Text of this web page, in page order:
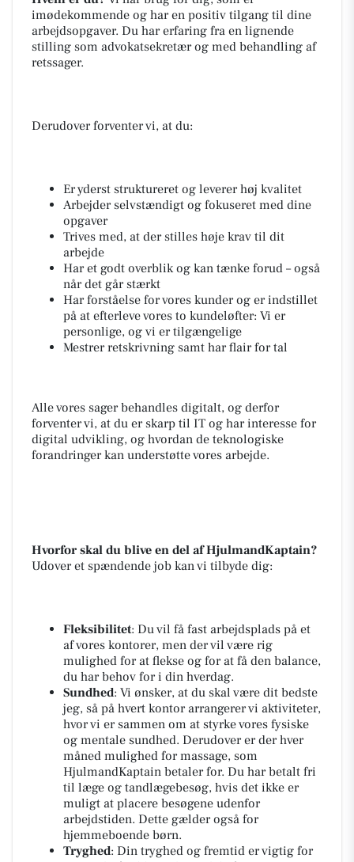
imødekommende og har en positiv tilgang til dine
arbejdsopgaver. Du har erfaring fra en lignende
stilling som advokatsekretær og med behandling af
retssager.
Derudover forventer vi, at du:
Er yderst struktureret og leverer høj kvalitet
Arbejder selvstændigt og fokuseret med dine
opgaver
Trives med, at der stilles høje krav til dit
arbejde
Har et godt overblik og kan tænke forud – også
når det går stærkt
Har forståelse for vores kunder og er indstillet
på at efterleve vores to kundeløfter: Vi er
personlige, og vi er tilgængelige
Mestrer retskrivning samt har flair for tal
Alle vores sager behandles digitalt, og derfor
forventer vi, at du er skarp til IT og har interesse for
digital udvikling, og hvordan de teknologiske
forandringer kan understøtte vores arbejde.
Hvorfor skal du blive en del af HjulmandKaptain?
Udover et spændende job kan vi tilbyde dig:
Fleksibilitet: Du vil få fast arbejdsplads på et
af vores kontorer, men der vil være rig
mulighed for at flekse og for at få den balance,
du har behov for i din hverdag.
Sundhed: Vi ønsker, at du skal være dit bedste
jeg, så på hvert kontor arrangerer vi aktiviteter,
hvor vi er sammen om at styrke vores fysiske
og mentale sundhed. Derudover er der hver
måned mulighed for massage, som
HjulmandKaptain betaler for. Du har betalt fri
til læge og tandlægebesøg, hvis det ikke er
muligt at placere besøgene udenfor
arbejdstiden. Dette gælder også for
hjemmeboende børn.
Tryghed: Din tryghed og fremtid er vigtig for